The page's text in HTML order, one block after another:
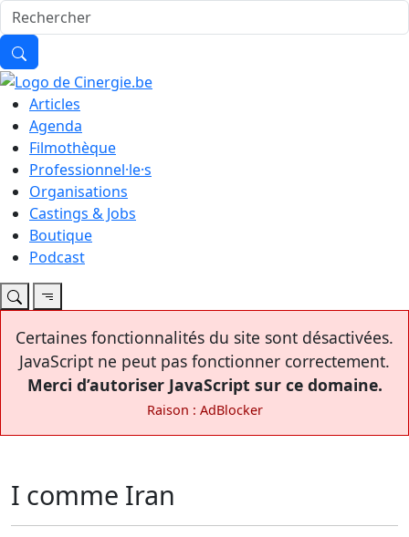
Articles
Agenda
Filmothèque
Professionnel·le·s
Organisations
Castings & Jobs
Boutique
Podcast
Certaines fonctionnalités du site sont désactivées.
JavaScript ne peut pas fonctionner correctement.
Merci d’autoriser JavaScript sur ce domaine.
Raison : AdBlocker
I comme Iran